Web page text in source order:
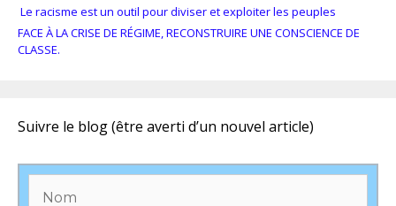
Le racisme est un outil pour diviser et exploiter les peuples
FACE À LA CRISE DE RÉGIME, RECONSTRUIRE UNE CONSCIENCE DE
CLASSE.
Suivre le blog (être averti d’un nouvel article)